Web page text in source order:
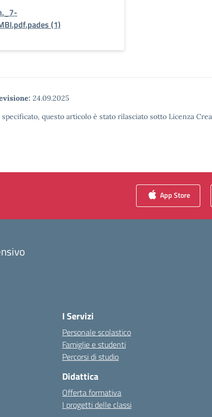
(1)
24.09.2025
questo articolo è stato rilasciato sotto Licenza
App Store
I Servizi
Personale scolastico
Famiglie e studenti
Percorsi di studio
Didattica
Offerta formativa
I progetti delle classi